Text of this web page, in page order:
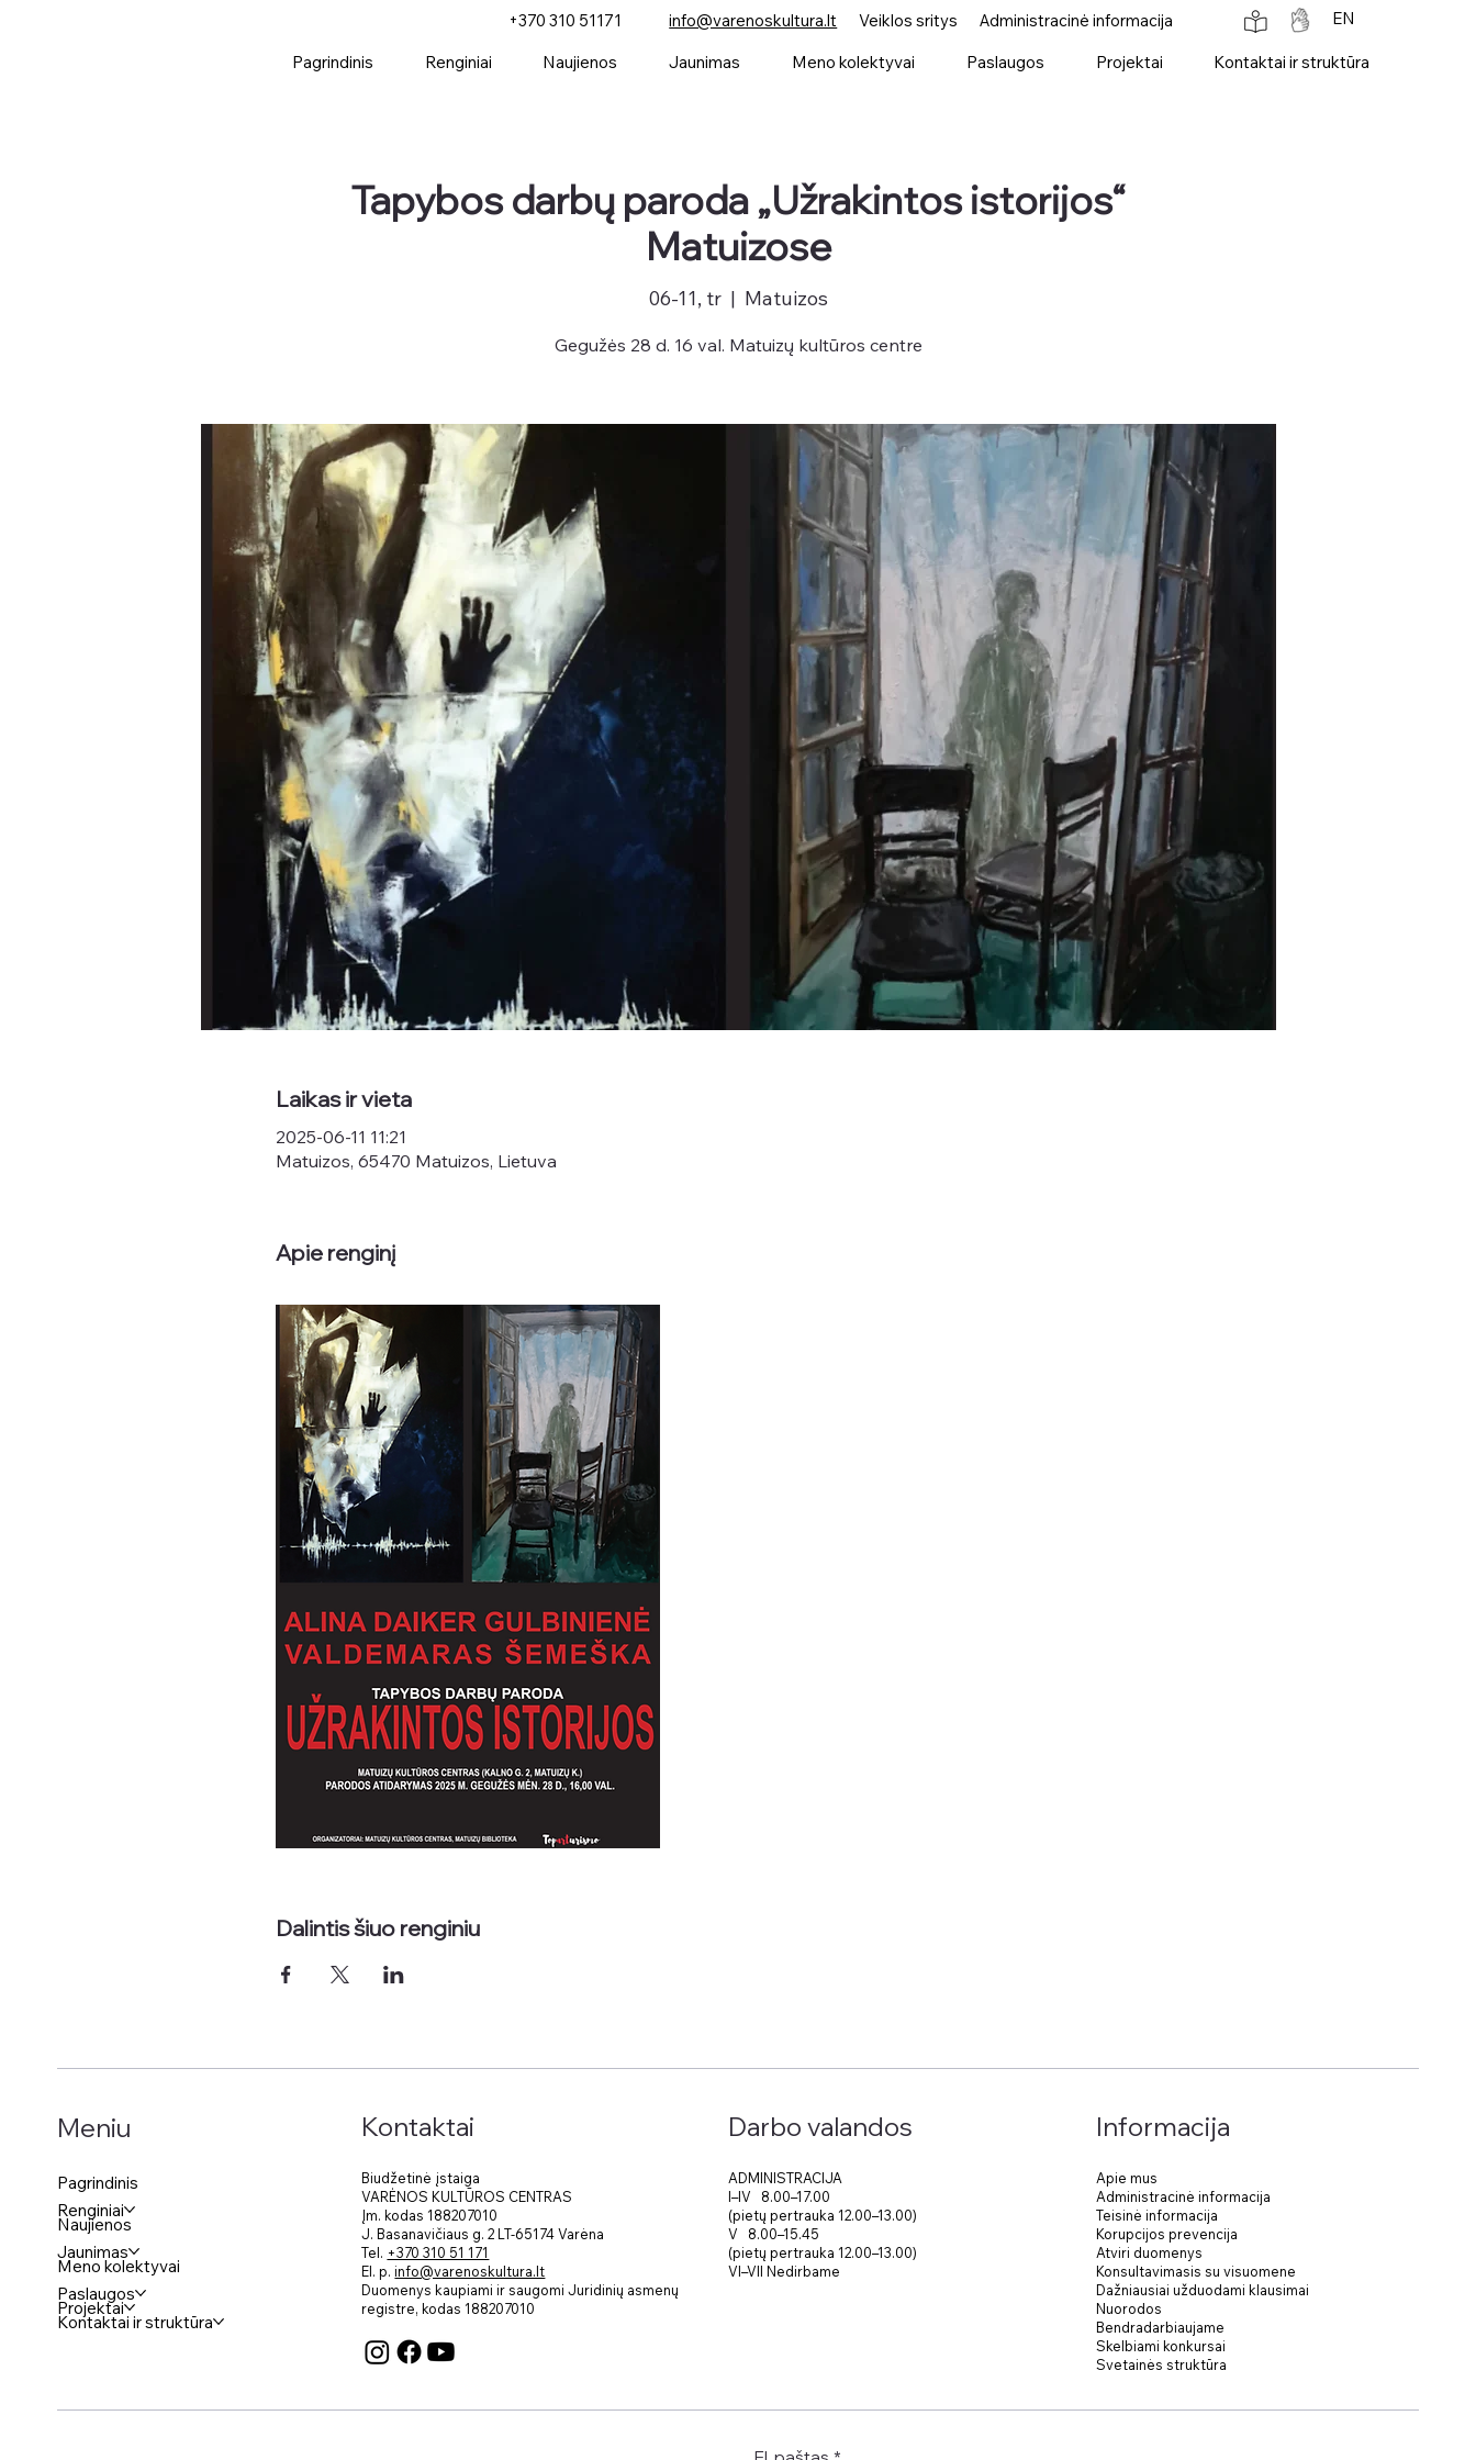
+370 310 51171 info@varenoskultura.lt Veiklos sritys Administracinė informacija EN
Pagrindinis Renginiai Naujienos Jaunimas Meno kolektyvai Paslaugos Projektai Kontaktai ir struktūra
Tapybos darbų paroda „Užrakintos istorijos“
Matuizose
06-11, tr
  |
Matuizos
Gegužės 28 d. 16 val. Matuizų kultūros centre
Laikas ir vieta
2025-06-11 11:21
Matuizos, 65470 Matuizos, Lietuva
Apie renginį
Dalintis šiuo renginiu
Meniu
Pagrindinis
Renginiai
Naujienos
Jaunimas
Meno kolektyvai
Paslaugos
Projektai
Kontaktai ir struktūra
Kontaktai
Biudžetinė įstaiga
VARĖNOS KULTŪROS CENTRAS
Įm. kodas 188207010
J. Basanavičiaus g. 2 LT-65174 Varėna
Tel. +370 310 51 171
El. p.info@varenoskultura.lt
Duomenys kaupiami ir saugomi Juridinių asmenų
registre, kodas 188207010
Darbo valandos
ADMINISTRACIJA
I–IV 8.00–17.00
(pietų pertrauka 12.00–13.00)
V 8.00–15.45
(pietų pertrauka 12.00–13.00)
VI–VII Nedirbame
Informacija
Apie mus
Administracinė informacija
Teisinė informacija
Korupcijos prevencija
Atviri duomenys
Konsultavimasis su visuomene
Dažniausiai užduodami klausimai
Nuorodos
Bendradarbiaujame
Skelbiami konkursai
Svetainės struktūra